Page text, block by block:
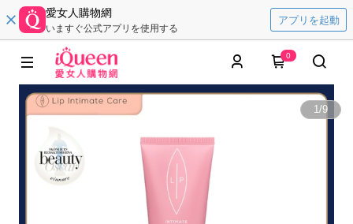
愛女人購物網
いますぐ公式アプリを使用する
アプリを起動
0
1/9